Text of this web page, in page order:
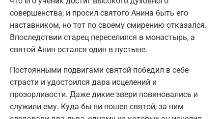
совершенства, и просил святого Анина быть его
наставником, но тот по своему смирению отказался.
Впоследствии старец переселился в монастырь, а
святой Анин остался один в пустыне.
Постоянными подвигами святой победил в себе
страсти и удостоился дара исцелений и
прозорливости. Даже дикие звери повиновались и
служили ему. Куда бы ни пошел святой, за ним